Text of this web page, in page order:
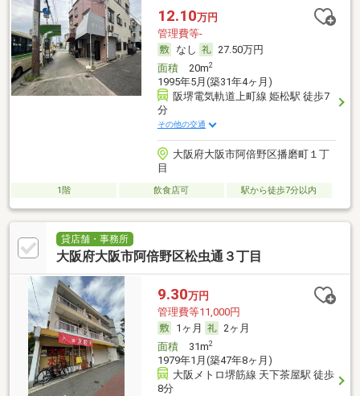
12.10万円
管理費等-
なし
27.50万円
面積20m2
1995年5月(築31年4ヶ月)
阪堺電気軌道上町線 姫松駅 徒歩7
分
その他の交通
大阪府大阪市阿倍野区播磨町１丁
目
1階 飲食店可 駅から徒歩7分以内
貸店舗・事務所
大阪府大阪市阿倍野区松虫通３丁目
9.30万円
管理費等11,000円
1ヶ月
2ヶ月
面積31m2
1979年1月(築47年8ヶ月)
大阪メトロ堺筋線 天下茶屋駅 徒歩
8分